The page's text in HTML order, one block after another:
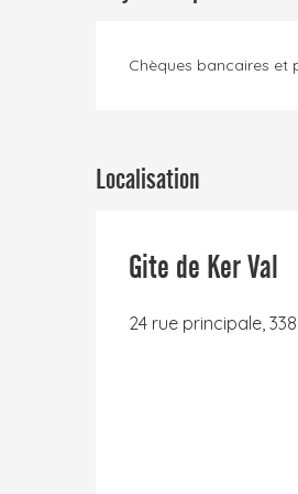
Chèques bancaires et
Localisation
Gite de Ker Val
24 rue principale,